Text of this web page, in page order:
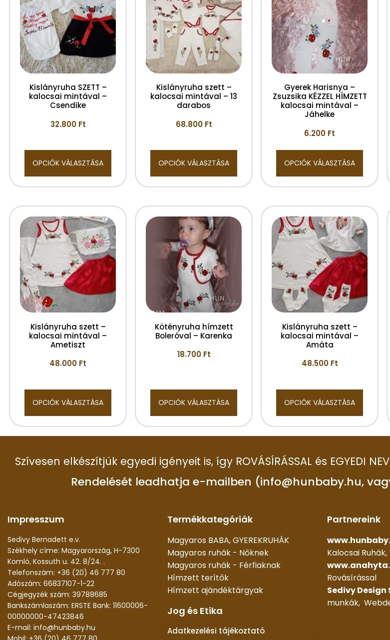
Kislányruha SZETT –
kalocsai mintával –
Csendike
32.800 Ft
OPCIÓK VÁLASZTÁSA
Kislányruha szett –
kalocsai mintával – 13
darabos
68.800 Ft
OPCIÓK VÁLASZTÁSA
Gyerek Harisnya –
Zsuzsika KÉZZEL HÍMZETT
kalocsai mintával –
Jáhelke
6.200 Ft
OPCIÓK VÁLASZTÁSA
Kislányruha szett –
kalocsai mintával –
Ametiszt
48.000 Ft
OPCIÓK VÁLASZTÁSA
Kötényruha hímzett
Boleróval – Karenka
18.700 Ft
OPCIÓK VÁLASZTÁSA
Kislányruha szett –
kalocsai mintával –
Amáta
48.500 Ft
OPCIÓK VÁLASZTÁSA
Szívesen elkészítjük egyedi igényeit is, így ROVÁSÍRÁSSAL és EGYEDI
Rendelését leadhatja e-mailben (info@hunbaby.hu,
Impresszum
Sedivy Bernadett e.v.
Székhely címe: Magyarország, H-7300
Komló, Kossuth u. 42. 8/24. .
Telefonszám: +36 (20) 46 777 80
Adószám: 66837107-1-22
Cégjegyzék szám: 39788685
Bankszámlaszám: ERSTE Bank: 11600006-
00000000-47423846
E-mail: info@hunbaby.hu
Termékkategóriák
Magyaros BABA, GYEREKRUHÁK
Magyaros ruhák - Nőknek
Magyaros ruhák - Férfiaknak
Hímzett terítők
Hímzett ajándéktárgyak
Jog és Etika
Adatkezelési tájékoztató
Partnereink
Kalocsai
Rovásírással
Sedivy Design
munkák,